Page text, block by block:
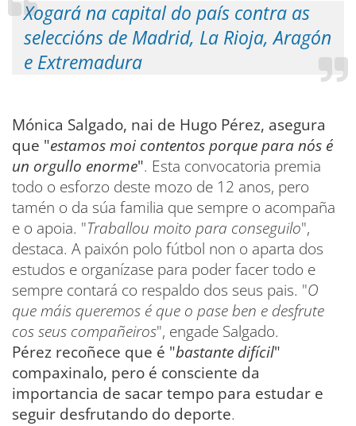
Xogará na capital do país contra as
seleccións de Madrid, La Rioja, Aragón
e Extremadura
Mónica Salgado, nai de Hugo Pérez, asegura
que "estamos moi contentos porque para nós é
un orgullo enorme". Esta convocatoria premia
todo o esforzo deste mozo de 12 anos, pero
tamén o da súa familia que sempre o acompaña
e o apoia. "Traballou moito para conseguilo",
destaca. A paixón polo fútbol non o aparta dos
estudos e organízase para poder facer todo e
sempre contará co respaldo dos seus pais. "O
que máis queremos é que o pase ben e desfrute
cos seus compañeiros", engade Salgado.
Pérez recoñece que é "bastante difícil"
compaxinalo, pero é consciente da
importancia de sacar tempo para estudar e
seguir desfrutando do deporte.